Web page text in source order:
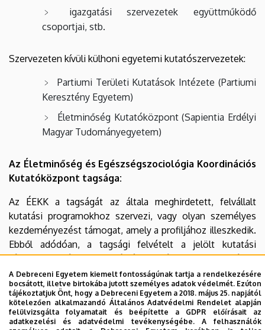
igazgatási szervezetek együttműködő
csoportjai, stb.
Szervezeten kívüli külhoni egyetemi kutatószervezetek:
Partiumi Területi Kutatások Intézete (Partiumi
Keresztény Egyetem)
Életminőség Kutatóközpont (Sapientia Erdélyi
Magyar Tudományegyetem)
Az Életminőség és Egészségszociológia Koordinációs
Kutatóközpont tagsága:
Az ÉEKK a tagságát az általa meghirdetett, felvállalt
kutatási programokhoz szervezi, vagy olyan személyes
kezdeményezést támogat, amely a profiljához illeszkedik.
Ebből adódóan, a tagsági felvételt a jelölt kutatási
tématervezetének, motivációs levelének az ismeretében
a témavezetőkből és az ÉEKK vezetőségéből álló felvételi
bizottság döntése alapján hozza meg.
KUTATÁSOK
A Debreceni Egyetem kiemelt fontosságúnak tartja a rendelkezésére
bocsátott, illetve birtokába jutott személyes adatok védelmét. Ezúton
tájékoztatjuk Önt, hogy a Debreceni Egyetem a 2018. május 25. napjától
kötelezően alkalmazandó Általános Adatvédelmi Rendelet alapján
felülvizsgálta folyamatait és beépítette a GDPR előírásait az
adatkezelési és adatvédelmi tevékenységébe. A felhasználók